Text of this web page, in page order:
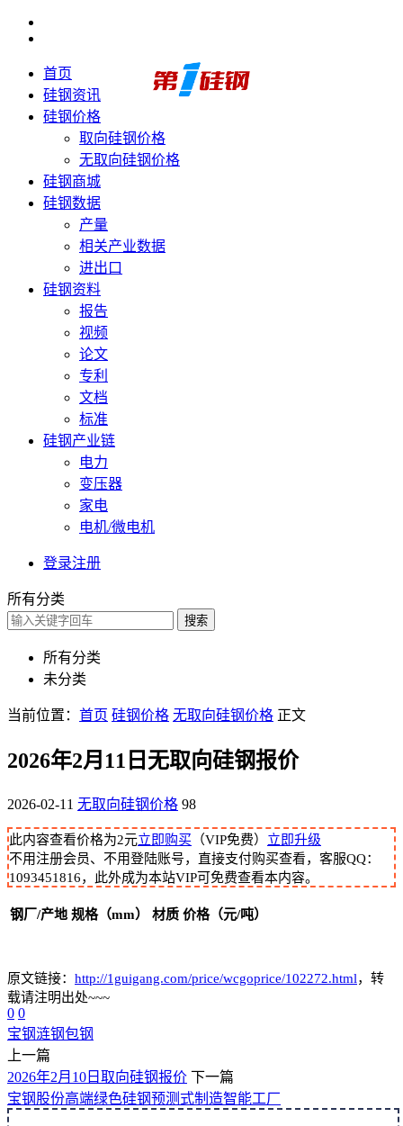
首页
硅钢资讯
硅钢价格
取向硅钢价格
无取向硅钢价格
硅钢商城
硅钢数据
产量
相关产业数据
进出口
硅钢资料
报告
视频
论文
专利
文档
标准
硅钢产业链
电力
变压器
家电
电机/微电机
登录注册
所有分类
搜索
所有分类
未分类
当前位置： 首页 硅钢价格 无取向硅钢价格 正文
2026年2月11日无取向硅钢报价
2026-02-11 无取向硅钢价格 98
此内容查看价格为2元立即购买 （VIP免费） 立即升级
不用注册会员、不用登陆账号，直接支付购买查看，客服QQ：
1093451816，此外成为本站VIP可免费查看本内容。
钢厂/产地 规格（mm） 材质 价格（元/吨）
原文链接： http://1guigang.com/price/wcgoprice/102272.html，转
载请注明出处~~~
0 0
宝钢涟钢包钢
上一篇
2026年2月10日取向硅钢报价 下一篇
宝钢股份高端绿色硅钢预测式制造智能工厂